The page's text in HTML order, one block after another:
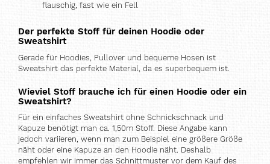
flauschig, fast wie ein Fell
Der perfekte Stoff für deinen Hoodie oder
Sweatshirt
Gerade für Hoodies, Pullover und bequeme Hosen ist
Sweatshirt das perfekte Material, da es superbequem ist.
Wieviel Stoff brauche ich für einen Hoodie oder ein
Sweatshirt?
Für ein einfaches Sweatshirt ohne Schnickschnack und
Kapuze benötigt man ca. 1,50m Stoff. Diese Angabe kann
jedoch variieren, wenn man zum Beispiel eine größere Größe
näht oder eine Kapuze an den Hoodie näht. Deshalb
empfehlen wir immer das Schnittmuster vor dem Kauf des